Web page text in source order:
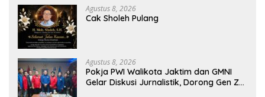
Agustus 8, 2026
Cak Sholeh Pulang
Agustus 8, 2026
Pokja PWI Walikota Jaktim dan GMNI
Gelar Diskusi Jurnalistik, Dorong Gen Z